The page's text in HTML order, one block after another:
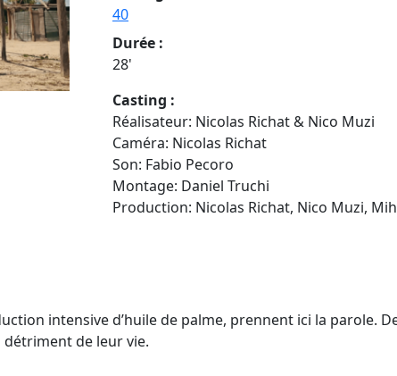
40
Durée :
28'
Casting :
Réalisateur: Nicolas Richat & Nico Muzi
Caméra: Nicolas Richat
Son: Fabio Pecoro
Montage: Daniel Truchi
Production: Nicolas Richat, Nico Muzi,
intensive d’huile de palme, prennent ici la parole.
de leur vie.